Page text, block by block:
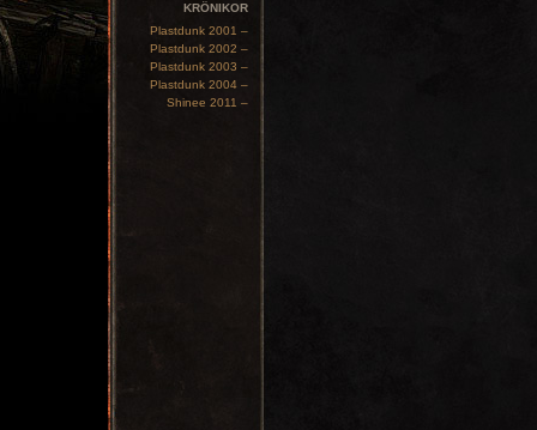
KRÖNIKOR
Plastdunk 2001 –
Plastdunk 2002 –
Plastdunk 2003 –
Plastdunk 2004 –
Shinee 2011 –